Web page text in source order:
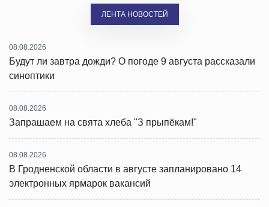
ЛЕНТА НОВОСТЕЙ
08.08.2026
Будут ли завтра дожди? О погоде 9 августа рассказали
синоптики
08.08.2026
Запрашаем на свята хлеба "З прыпёкам!"
08.08.2026
В Гродненской области в августе запланировано 14
электронных ярмарок вакансий